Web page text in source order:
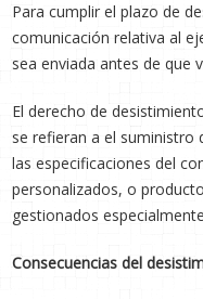
Para cumplir el plazo de
comunicación relativa al
sea enviada antes de que
El derecho de
se refieran a el suministro
las especificaciones del
personalizados, o
gestionados
Consecuencias del